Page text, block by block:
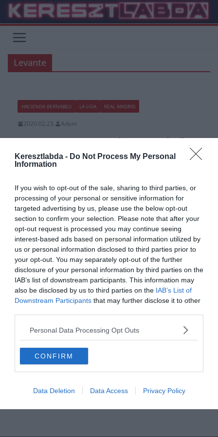
Keresztlabda - Do Not Process My Personal
Information
If you wish to opt-out of the sale, sharing to third parties, or
processing of your personal or sensitive information for
targeted advertising by us, please use the below opt-out
section to confirm your selection. Please note that after your
opt-out request is processed you may continue seeing
interest-based ads based on personal information utilized by
us or personal information disclosed to third parties prior to
your opt-out. You may separately opt-out of the further
disclosure of your personal information by third parties on the
IAB’s list of downstream participants. This information may
also be disclosed by us to third parties on the IAB’s List of
Downstream Participants that may further disclose it to other
Personal Data Processing Opt Outs
CONFIRM
Data Deletion Data Access Privacy Policy
Skip
content
Levante
HACIENDA BERNABEU LA LIGA REAL MADRID
2020.02.23. Adam
Kiengedte a vezetést a kezéből a
Real Madrid
fizikai fájdalmat okozott a királyi gárda rajongóinak. Olyan fontos
mérkőzések előtt került a csapat hullámvölgybe, amik
meghatározóak lesznek a bajnokság és a Bajnokok Ligája
versenyében is a.
Read More
REAL MADRID BLOG FOCI HACIENDA BERNABEU LA LIGA
Real Madrid: nehéz szeptember
Nehéz hetek vannak a királyiak előtt. Miközben továbbra is és újra
sérülésekről érkeznek a jelentések, nem kis ellenfelekkel néz
szembe majd a Real Madrid játékra alkalmas kerete.
Read More